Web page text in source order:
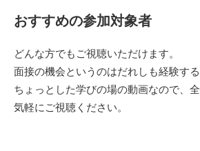
おすすめの参加対象者
どんな方でもご視聴いただけます。
面接の機会というのはだれしも経験する
ちょっとした学びの場の動画なので、
気軽にご視聴ください。